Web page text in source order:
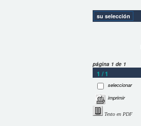
página 1 de 1
1 / 1
seleccionar
imprimir
Texto en PDF